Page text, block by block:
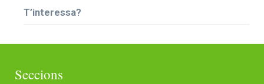
T’interessa?
Seccions